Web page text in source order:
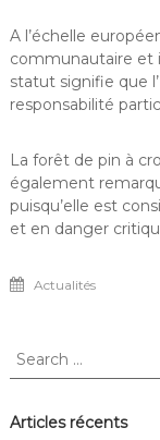
A l’échelle
communautaire et
statut signifie que
responsabilité
La forêt de pin à
également
puisqu’elle est
et en danger
Actualités
Search
Articles récents